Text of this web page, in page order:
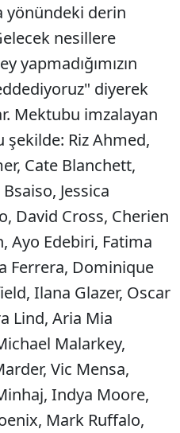
derin
nesillere
yapmadığımızın
diyerek
Mektubu imzalayan
şekilde: Riz Ahmed,
Cate Blanchett,
Jessica
David Cross, Cherien
Ayo Edebiri, Fatima
Ferrera, Dominique
Ilana Glazer, Oscar
Lind, Aria Mia
Malarkey,
Vic Mensa,
Indya Moore,
Mark Ruffalo,